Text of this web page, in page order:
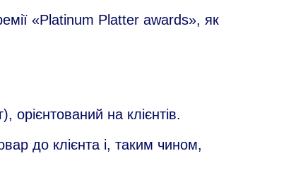
«Platinum Platter awards», як
орієнтований на клієнтів.
до клієнта і, таким чином,